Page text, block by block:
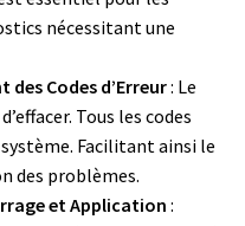
nécessitant une
Codes d’Erreur: Le
Tous les codes
Facilitant ainsi le
des problèmes.
et Application :